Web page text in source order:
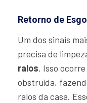
Retorno de
Um dos sinais
precisa de
ralos. Isso
obstruída,
ralos da casa.